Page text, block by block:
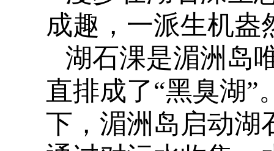
成趣，一派生机盎
湖石淉是湄洲岛
直排成了“黑臭湖”
下，湄洲岛启动湖